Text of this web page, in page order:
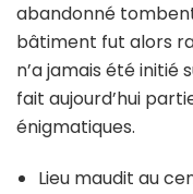
abandonné
bâtiment fut alors
n’a jamais été initié
fait aujourd’hui
énigmatiques.
Lieu maudit au